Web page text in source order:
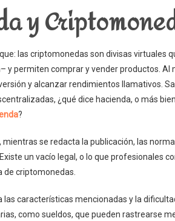
y
las criptomonedas son divisas virtuales
y permiten comprar y vender productos. Al
y alcanzar rendimientos llamativos.
¿qué dice hacienda, o más
?
mientras se redacta la publicación, las
un vacío legal, o lo que profesionales
de criptomonedas.
las características mencionadas y la
como sueldos, que pueden rastrearse